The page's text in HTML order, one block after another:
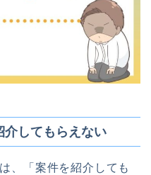
介してもらえない
、「案件を紹介しても